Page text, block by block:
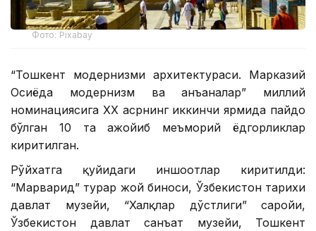
Фото: Pixabay
“Тошкент модернизми архитектураси. Марказий
Осиёда модернизм ва анъаналар” миллий
номинациясига ХХ асрнинг иккинчи ярмида пайдо
бўлган 10 та ажойиб меъморий ёдгорликлар
киритилган.
Рўйхатга қуйидаги иншоотлар киритилди:
“Марварид” турар жой биноси, Ўзбекистон тарихи
давлат музейи, “Халқлар дўстлиги” саройи,
Ўзбекистон давлат санъат музейи, Тошкент